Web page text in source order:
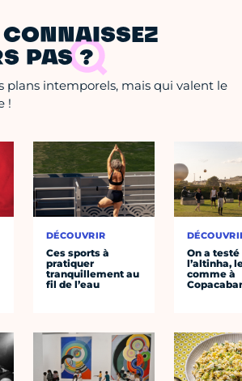
PAS ?
plans intemporels, mais qui valent le
!
DÉCOUVRIR
Ces sports à
pratiquer
tranquillement au
fil de l’eau
On a testé
l’altinha,
comme à